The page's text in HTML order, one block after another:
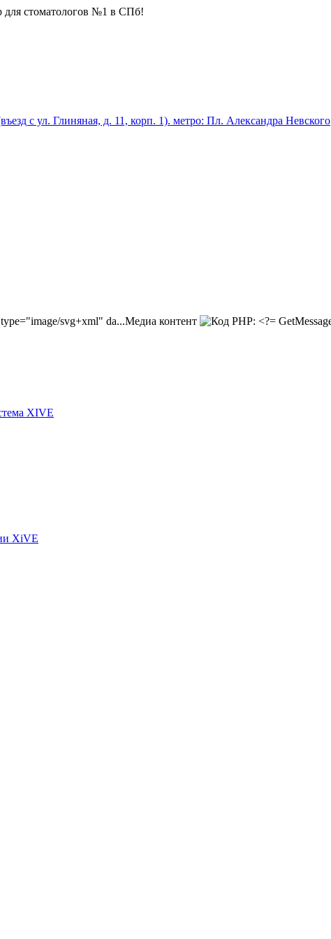
для стоматологов №1 в СПб!
с ул. Глиняная, д. 11, корп. 1). метро: Пл. Александра Невского
Медиа контент
XIVE
XiVE